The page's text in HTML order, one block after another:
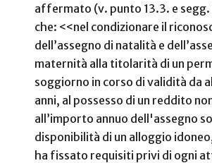
affermato (v. punto 13.3. e
che: <<nel condizionare il
dell’assegno di natalità e
maternità alla titolarità di un
soggiorno in corso di validità da
anni, al possesso di un reddito
all’importo annuo dell'assegno
disponibilità di un alloggio
ha fissato requisiti privi di ogni